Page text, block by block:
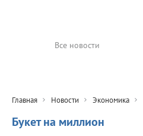
Все новости
Главная Новости Экономика
Букет на миллион